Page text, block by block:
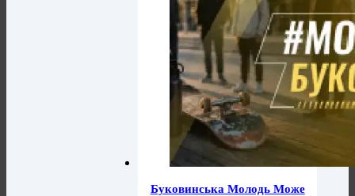
Буковинська Молодь Може